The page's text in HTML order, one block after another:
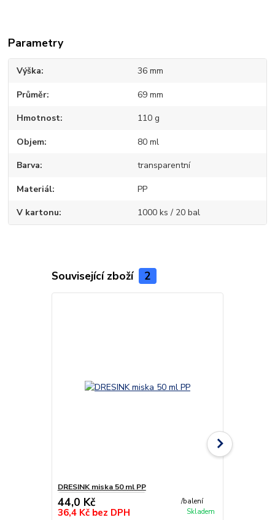
Parametry
Výška 36 mm
Průměr 69 mm
Hmotnost 110 g
Objem 80 ml
Barva transparentní
Materiál PP
V kartonu 1000 ks / 20 bal
Související zboží 2
DRESINK miska 50 ml PP
44,0 Kč /balení
36,4 Kč bez DPH Skladem